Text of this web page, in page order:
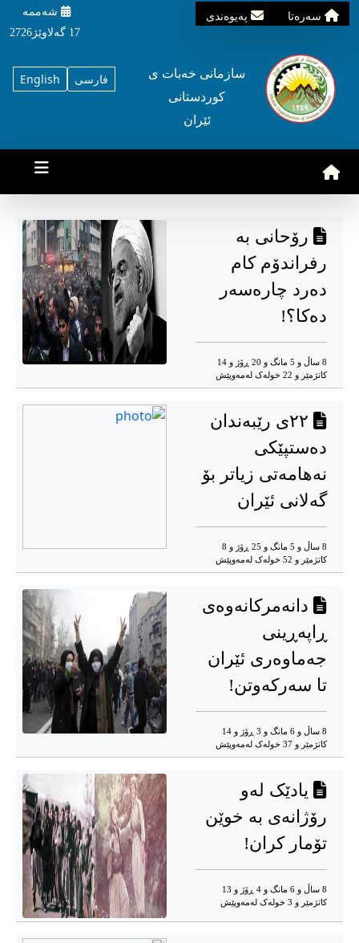
سه‌ره‌تا په‌یوه‌ندی
شه‌ممه‌
17 گه‌لاوێژ2726
English فارسی
سازمانی خه‌بات ی
کوردستانی
ئێران
رۆحانی بە
رفراندۆم کام
دەرد چارەسەر
دەکا؟!
8 ساڵ و 5 مانگ و 20 ڕۆژ و 14
کاتژمێر و 22 خوله‌ک له‌مه‌وپێش‌
۲۲ی رێبەندان
دەستپێکی
نەهامەتی زیاتر بۆ
گەلانی ئێران
8 ساڵ و 5 مانگ و 25 ڕۆژ و 8
کاتژمێر و 52 خوله‌ک له‌مه‌وپێش‌
دانەمرکانەوەی
ڕاپەڕینی
جەماوەری ئێران
تا سەرکەوتن!
8 ساڵ و 6 مانگ و 3 ڕۆژ و 14
کاتژمێر و 37 خوله‌ک له‌مه‌وپێش‌
یادێک لەو
رۆژانەی بە خوێن
تۆمار کران!
8 ساڵ و 6 مانگ و 4 ڕۆژ و 13
کاتژمێر و 3 خوله‌ک له‌مه‌وپێش‌